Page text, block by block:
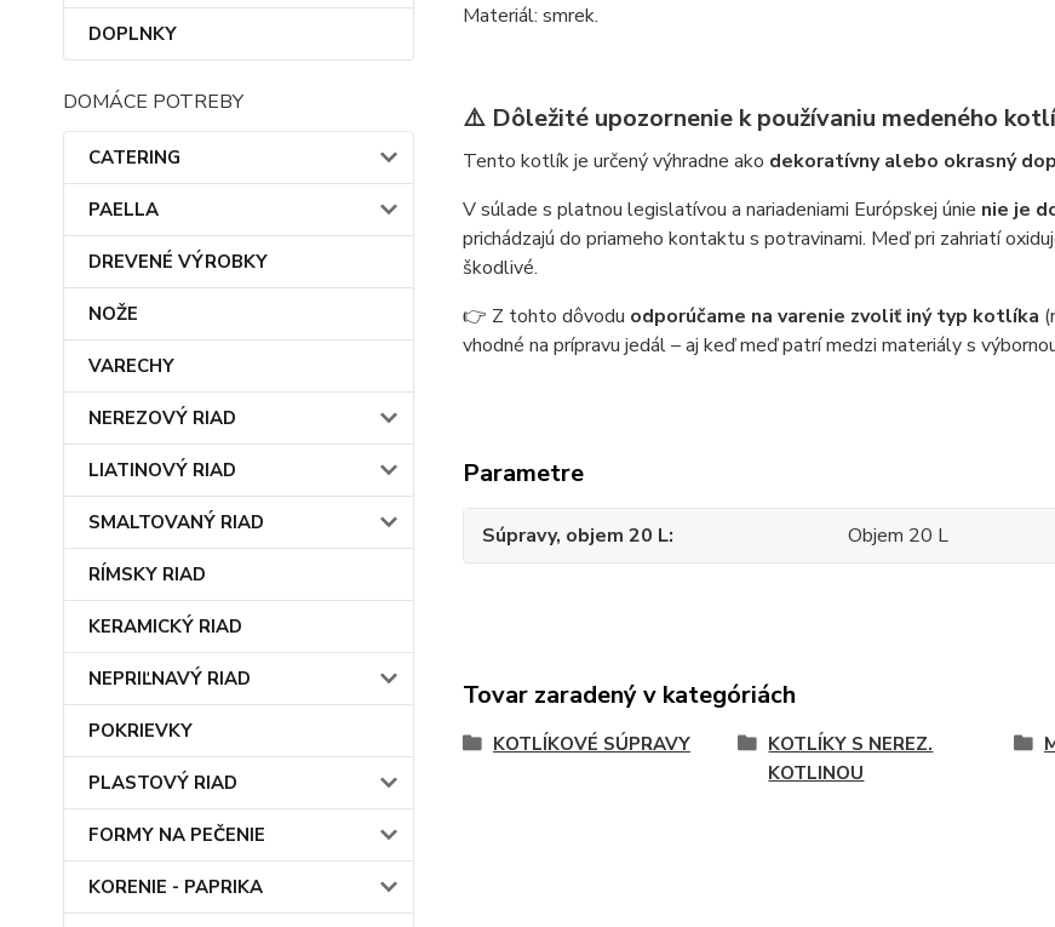
DOPLNKY
DOMÁCE POTREBY
CATERING
PAELLA
DREVENÉ VÝROBKY
NOŽE
VARECHY
NEREZOVÝ RIAD
LIATINOVÝ RIAD
SMALTOVANÝ RIAD
RÍMSKY RIAD
KERAMICKÝ RIAD
NEPRIĽNAVÝ RIAD
POKRIEVKY
PLASTOVÝ RIAD
FORMY NA PEČENIE
KORENIE - PAPRIKA
Materiál: smrek.
⚠️ Dôležité upozornenie k používaniu medeného
Tento kotlík je určený výhradne ako dekoratívny alebo okrasný
V súlade s platnou legislatívou a nariadeniami Európskej únie nie je
prichádzajú do priameho kontaktu s potravinami. Meď pri zahriatí
škodlivé.
👉 Z tohto dôvodu odporúčame na varenie zvoliť iný typ kotlíka
vhodné na prípravu jedál – aj keď meď patrí medzi materiály s
Parametre
Súpravy, objem 20 L Objem 20 L
Tovar zaradený v kategóriách
KOTLÍKOVÉ SÚPRAVY
KOTLÍKY S NEREZ.
KOTLINOU